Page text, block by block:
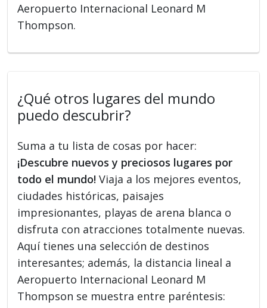
Aeropuerto Internacional Leonard M
Thompson.
¿Qué otros lugares del mundo
puedo descubrir?
Suma a tu lista de cosas por hacer:
¡Descubre nuevos y preciosos lugares por
todo el mundo! Viaja a los mejores eventos,
ciudades históricas, paisajes
impresionantes, playas de arena blanca o
disfruta con atracciones totalmente nuevas.
Aquí tienes una selección de destinos
interesantes; además, la distancia lineal a
Aeropuerto Internacional Leonard M
Thompson se muestra entre paréntesis: